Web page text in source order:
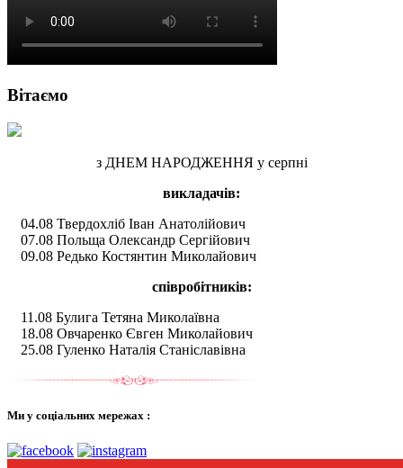
Вітаємо
з ДНЕМ НАРОДЖЕННЯ у серпні
викладачів:
04.08 Твердохліб Іван Анатолійович
07.08 Польща Олександр Сергійович
09.08 Редько Костянтин Миколайович
співробітників:
11.08 Булига Тетяна Миколаївна
18.08 Овчаренко Євген Миколайович
25.08 Гуленко Наталія Станіславівна
Ми у соціальних мережах :